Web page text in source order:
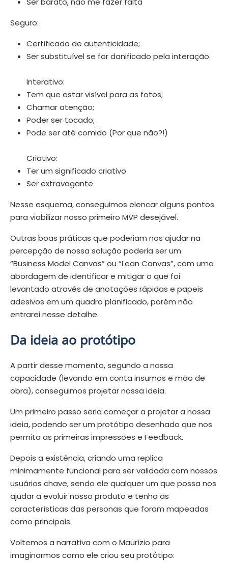
Seguro:
Certificado de autenticidade;
Ser substituível se for danificado pela interação.
Interativo:
Tem que estar visível para as fotos;
Chamar atenção;
Poder ser tocado;
Pode ser até comido (Por que não?!)
Criativo:
Ter um significado criativo
Ser extravagante
Nesse esquema, conseguimos elencar alguns pontos
para viabilizar nosso primeiro MVP desejável.
Outras boas práticas que poderiam nos ajudar na
percepção de nossa solução poderia ser um
“Business Model Canvas” ou “Lean Canvas”, com uma
abordagem de identificar e mitigar o que foi
levantado através de anotações rápidas e papeis
adesivos em um quadro planificado, porém não
entrarei nesse detalhe.
Da ideia ao protótipo
A partir desse momento, segundo a nossa
capacidade (levando em conta insumos e mão de
obra), conseguimos projetar nossa ideia.
Um primeiro passo seria começar a projetar a nossa
ideia, podendo ser um protótipo desenhado que nos
permita as primeiras impressões e Feedback.
Depois a existência, criando uma replica
minimamente funcional para ser validada com nossos
usuários chave, sendo ele qualquer um que possa nos
ajudar a evoluir nosso produto e tenha as
características das personas que foram mapeadas
como principais.
Voltemos a narrativa com o Maurízio para
imaginarmos como ele criou seu protótipo: